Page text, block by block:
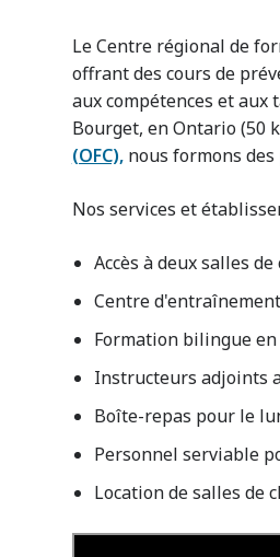
Le Centre régional de
offrant des cours de
aux compétences et aux
Bourget, en Ontario (50
(OFC),nous formons des
Nos services et
Accès à deux salles
Centre
Formation bilingue
Instructeurs adjoints
Boîte-repas pour le
Personnel serviable
Location de salles de